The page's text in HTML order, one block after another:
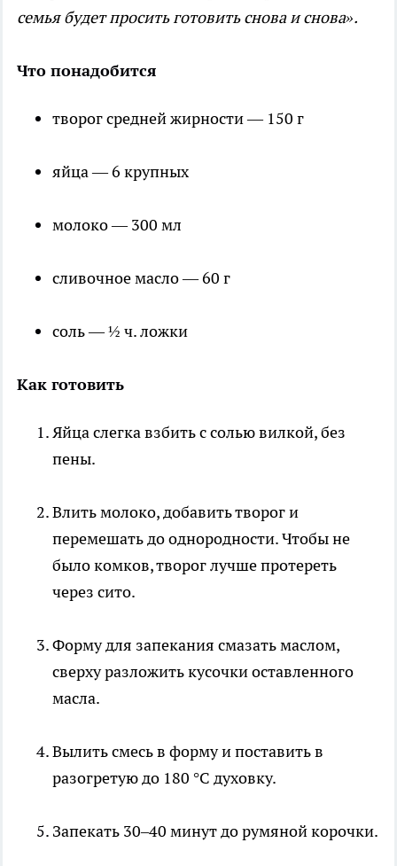
семья будет просить готовить снова и снова».
Что понадобится
творог средней жирности — 150 г
яйца — 6 крупных
молоко — 300 мл
сливочное масло — 60 г
соль — ½ ч. ложки
Как готовить
Яйца слегка взбить с солью вилкой, без
пены.
Влить молоко, добавить творог и
перемешать до однородности. Чтобы не
было комков, творог лучше протереть
через сито.
Форму для запекания смазать маслом,
сверху разложить кусочки оставленного
масла.
Вылить смесь в форму и поставить в
разогретую до 180 °C духовку.
Запекать 30–40 минут до румяной корочки.